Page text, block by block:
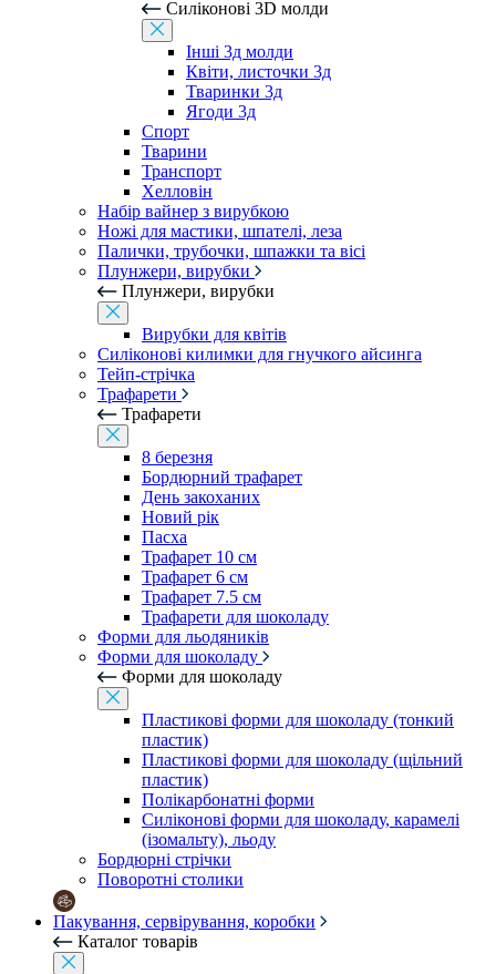
Силіконові 3D молди
Інші 3д молди
Квіти, листочки 3д
Тваринки 3д
Ягоди 3д
Спорт
Тварини
Транспорт
Хелловін
Набір вайнер з вирубкою
Ножі для мастики, шпателі, леза
Палички, трубочки, шпажки та вісі
Плунжери, вирубки
Плунжери, вирубки
Вирубки для квітів
Силіконові килимки для гнучкого айсинга
Тейп-стрічка
Трафарети
Трафарети
8 березня
Бордюрний трафарет
День закоханих
Новий рік
Пасха
Трафарет 10 см
Трафарет 6 см
Трафарет 7.5 см
Трафарети для шоколаду
Форми для льодяників
Форми для шоколаду
Форми для шоколаду
Пластикові форми для шоколаду (тонкий
пластик)
Пластикові форми для шоколаду (щільний
пластик)
Полікарбонатні форми
Силіконові форми для шоколаду, карамелі
(ізомальту), льоду
Бордюрні стрічки
Поворотні столики
Пакування, сервірування, коробки
Каталог товарів